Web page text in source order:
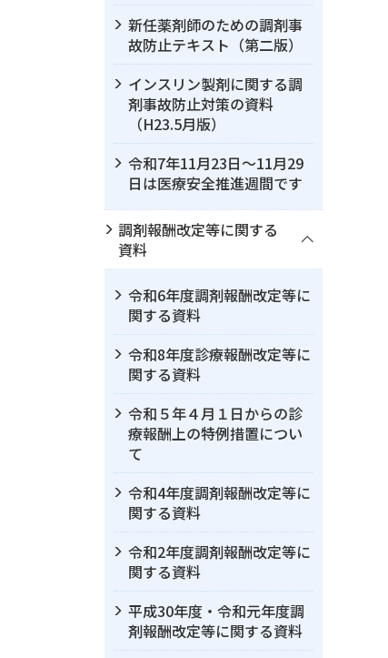
新任薬剤師のための調剤事
故防止テキスト（第二版）
インスリン製剤に関する調
剤事故防止対策の資料
（H23.5月版）
令和7年11月23日～11月29
日は医療安全推進週間です
調剤報酬改定等に関する
資料
令和6年度調剤報酬改定等に
関する資料
令和8年度診療報酬改定等に
関する資料
令和５年４月１日からの診
療報酬上の特例措置につい
て
令和4年度調剤報酬改定等に
関する資料
令和2年度調剤報酬改定等に
関する資料
平成30年度・令和元年度調
剤報酬改定等に関する資料